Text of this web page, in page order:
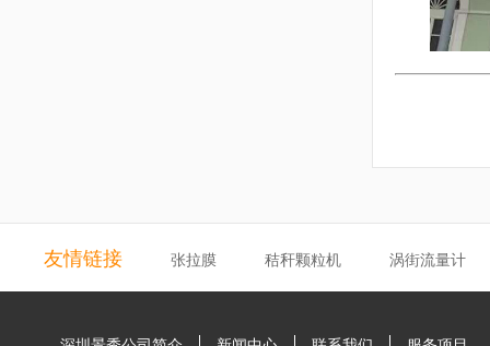
友情链接 张拉膜 秸秆颗粒机 涡街流量计